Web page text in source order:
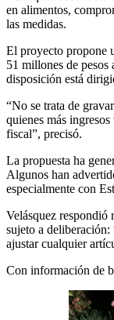
en alimentos,
las medidas.
El proyecto propone
51 millones de pesos
disposición está
“No se trata de
quienes más
fiscal”, precisó.
La propuesta ha
Algunos han
especialmente con
Velásquez respondió
sujeto a
ajustar cualquier
Con información de